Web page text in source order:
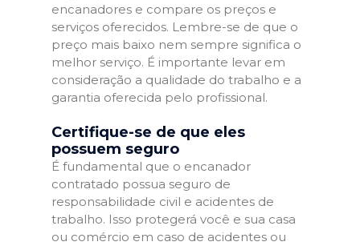
encanadores e compare os preços e
serviços oferecidos. Lembre-se de que o
preço mais baixo nem sempre significa o
melhor serviço. É importante levar em
consideração a qualidade do trabalho e a
garantia oferecida pelo profissional.
Certifique-se de que eles
possuem seguro
É fundamental que o encanador
contratado possua seguro de
responsabilidade civil e acidentes de
trabalho. Isso protegerá você e sua casa
ou comércio em caso de acidentes ou